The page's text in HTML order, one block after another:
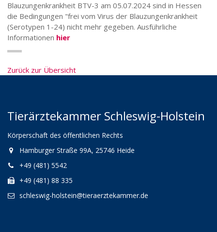
Blauzungenkrankheit BTV-3 am 05.07.2024 sind in Hessen
die Bedingungen "frei vom Virus der Blauzungenkrankheit
(Serotypen 1-24) nicht mehr gegeben. Ausführliche
Informationen hier
Zurück zur Übersicht
Tierärztekammer Schleswig-Holstein
Körperschaft des öffentlichen Rechts
Hamburger Straße 99A, 25746 Heide
+49 (481) 5542
+49 (481) 88 335
schleswig-holstein@tieraerztekammer.de